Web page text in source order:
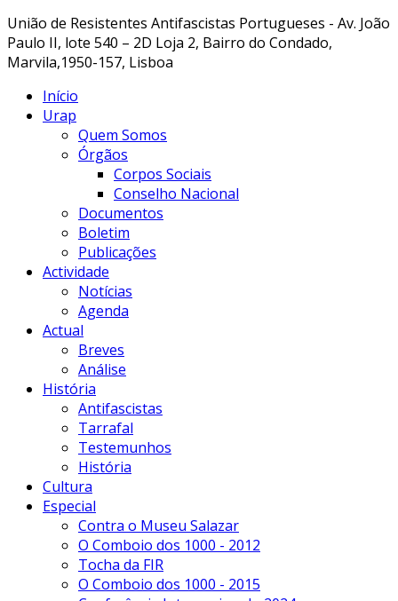
União de Resistentes Antifascistas Portugueses - Av. João
Paulo II, lote 540 – 2D Loja 2, Bairro do Condado,
Marvila,1950-157, Lisboa
Início
Urap
Quem Somos
Órgãos
Corpos Sociais
Conselho Nacional
Documentos
Boletim
Publicações
Actividade
Notícias
Agenda
Actual
Breves
Análise
História
Antifascistas
Tarrafal
Testemunhos
História
Cultura
Especial
Contra o Museu Salazar
O Comboio dos 1000 - 2012
Tocha da FIR
O Comboio dos 1000 - 2015